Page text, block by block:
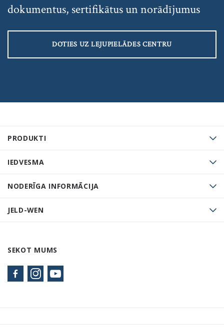
PRODUKTI
IEDVESMA
NODERĪGA INFORMĀCIJA
JELD-WEN
SEKOT MUMS
dokumentus, sertifikātus un norādījumus
DOTIES UZ LEJUPIELĀDES CENTRU